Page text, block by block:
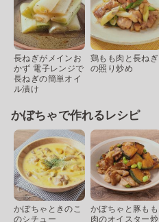
長ねぎがメインお
かず 電子レンジで
長ねぎの簡単オイ
ル漬け
鶏もも肉と長ねぎ
の照り炒め
かぼちゃで作れるレシピ
かぼちゃときのこ
のシチュー
かぼちゃと豚もも
肉のオイスター炒